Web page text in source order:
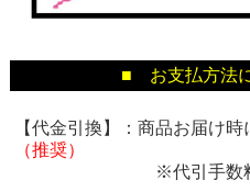
■ お支払方法
【代金引換】：商品お届け
（推奨）
※代引手数料が別途